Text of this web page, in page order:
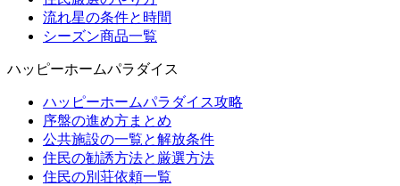
流れ星の条件と時間
シーズン商品一覧
ハッピーホームパラダイス
ハッピーホームパラダイス攻略
序盤の進め方まとめ
公共施設の一覧と解放条件
住民の勧誘方法と厳選方法
住民の別荘依頼一覧